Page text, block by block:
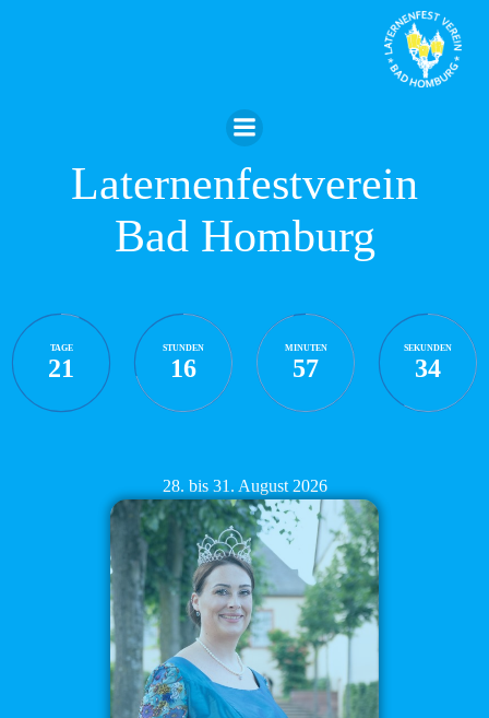
Laternenfestverein
Bad Homburg
TAGE
21
STUNDEN
16
MINUTEN
57
SEKUNDEN
33
28. bis 31. August 2026